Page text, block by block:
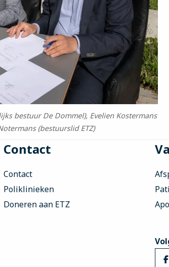
bestuur De Dommel), Evelien Kostermans
(bestuurslid ETZ)
Contact
Contact
Poliklinieken
Doneren aan ETZ